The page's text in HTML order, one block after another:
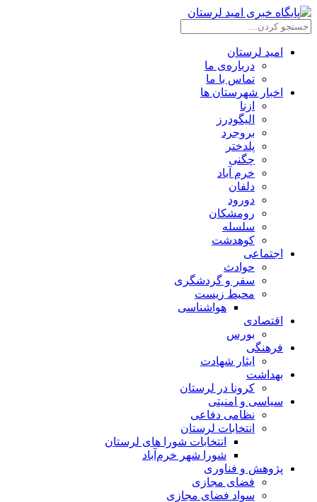
امید لرستان
درباره‌ی ما
تماس با ما
اخبار شهرستان ها
ازنا
الیگودرز
بروجرد
پلدختر
چگنی
خرم آباد
دلفان
دورود
رومشکان
سلسله
کوهدشت
اجتماعی
حوادث
سفر و گردشگری
محیط زیست
هواشناسی
اقتصادی
بورس
فرهنگی
ایثار شهادت
بهداشت
کرونا در لرستان
سیاسی و امنیتی
نظامی دفاعی
انتخابات لرستان
انتخابات شورا های لرستان
شورا شهر خرم‌آباد
پژوهش و فناوری
فضای مجازی
سواد فضای مجازی